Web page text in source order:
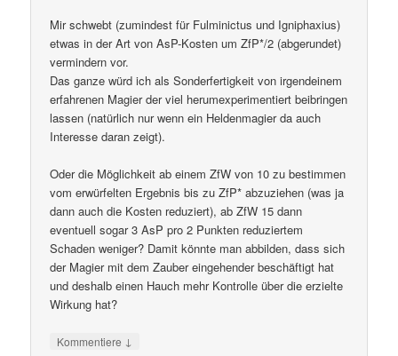
Mir schwebt (zumindest für Fulminictus und Igniphaxius)
etwas in der Art von AsP-Kosten um ZfP*/2 (abgerundet)
vermindern vor.
Das ganze würd ich als Sonderfertigkeit von irgendeinem
erfahrenen Magier der viel herumexperimentiert beibringen
lassen (natürlich nur wenn ein Heldenmagier da auch
Interesse daran zeigt).
Oder die Möglichkeit ab einem ZfW von 10 zu bestimmen
vom erwürfelten Ergebnis bis zu ZfP* abzuziehen (was ja
dann auch die Kosten reduziert), ab ZfW 15 dann
eventuell sogar 3 AsP pro 2 Punkten reduziertem
Schaden weniger? Damit könnte man abbilden, dass sich
der Magier mit dem Zauber eingehender beschäftigt hat
und deshalb einen Hauch mehr Kontrolle über die erzielte
Wirkung hat?
Kommentiere ↓